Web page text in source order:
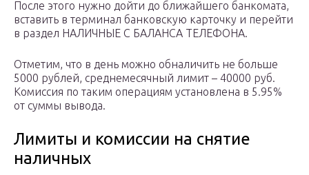
После этого нужно дойти до ближайшего банкомата,
вставить в терминал банковскую карточку и перейти
в раздел НАЛИЧНЫЕ С БАЛАНСА ТЕЛЕФОНА.
Отметим, что в день можно обналичить не больше
5000 рублей, среднемесячный лимит – 40000 руб.
Комиссия по таким операциям установлена в 5.95%
от суммы вывода.
Лимиты и комиссии на снятие
наличных